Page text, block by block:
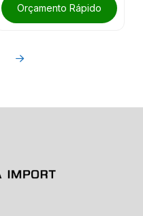
Orçamento Rápido
Next